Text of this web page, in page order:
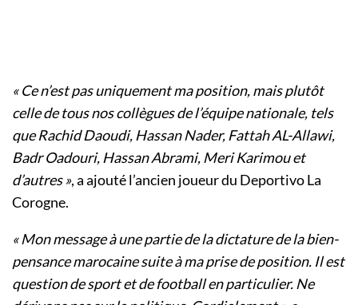
« Ce n’est pas uniquement ma position, mais plutôt
celle de tous nos collègues de l’équipe nationale, tels
que Rachid Daoudi, Hassan Nader, Fattah AL-Allawi,
Badr Oadouri, Hassan Abrami, Meri Karimou et
d’autres », a ajouté l’ancien joueur du Deportivo La
Corogne.
« Mon message à une partie de la dictature de la bien-
pensance marocaine suite à ma prise de position. Il est
question de sport et de football en particulier. Ne